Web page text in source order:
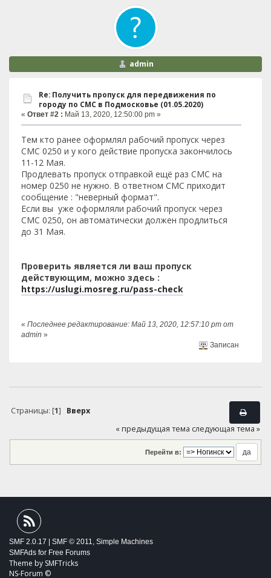
admin
Re: Получить пропуск для передвижения по
городу по СМС в Подмосковье (01.05.2020)
« Ответ #2 : Май 13, 2020, 12:50:00 pm »
Тем кто ранее оформлял рабочий пропуск через
СМС 0250 и у кого действие пропуска закончилось
11-12 Мая.
Продлевать пропуск отправкой ещё раз СМС на
номер 0250 не нужно. В ответном СМС приходит
сообщение : "неверный формат".
Если вы уже оформляли рабочий пропуск через
СМС 0250, он автоматически должен продлиться
до 31 Мая.
Проверить является ли ваш пропуск
действующим, можно здесь :
https://uslugi.mosreg.ru/pass-check
« Последнее редактирование: Май 13, 2020, 12:57:10 pm от
admin »
Записан
Страницы: [1] Вверх
« предыдущая тема следующая тема »
Перейти в:
SMF 2.0.17 SMF © 2011, Simple Machines
SMFAds for Free Forums
Theme by SMFTricks
NS-Forum ©